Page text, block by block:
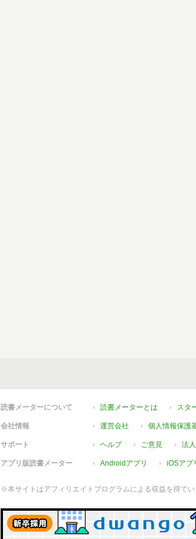
読書メーターについて 読書メーターとは スタ
会社情報 運営会社 個人情報保護
サポート ヘルプ ご意見 法
アプリ版読書メーター Androidアプリ iOSアプ
※本サイトはアフィリエイトプログラムによる収益を得てい